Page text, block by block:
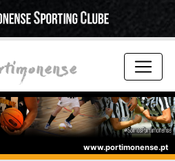
www.portimonense.pt